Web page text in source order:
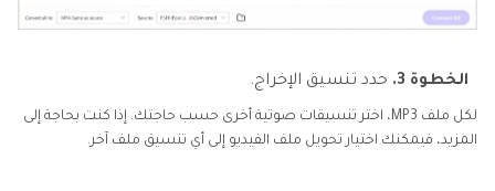
الخطوة 3. حدد تنسيق الإخراج.
لكل ملف MP3، اختر تنسيقات صوتية أخرى حسب حاجتك. إذا كنت بحاجة إلى
المزيد، فيمكنك اختيار تحويل ملف الفيديو إلى أي تنسيق ملف آخر.